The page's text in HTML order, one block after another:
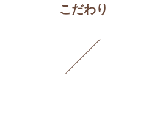
こだわり